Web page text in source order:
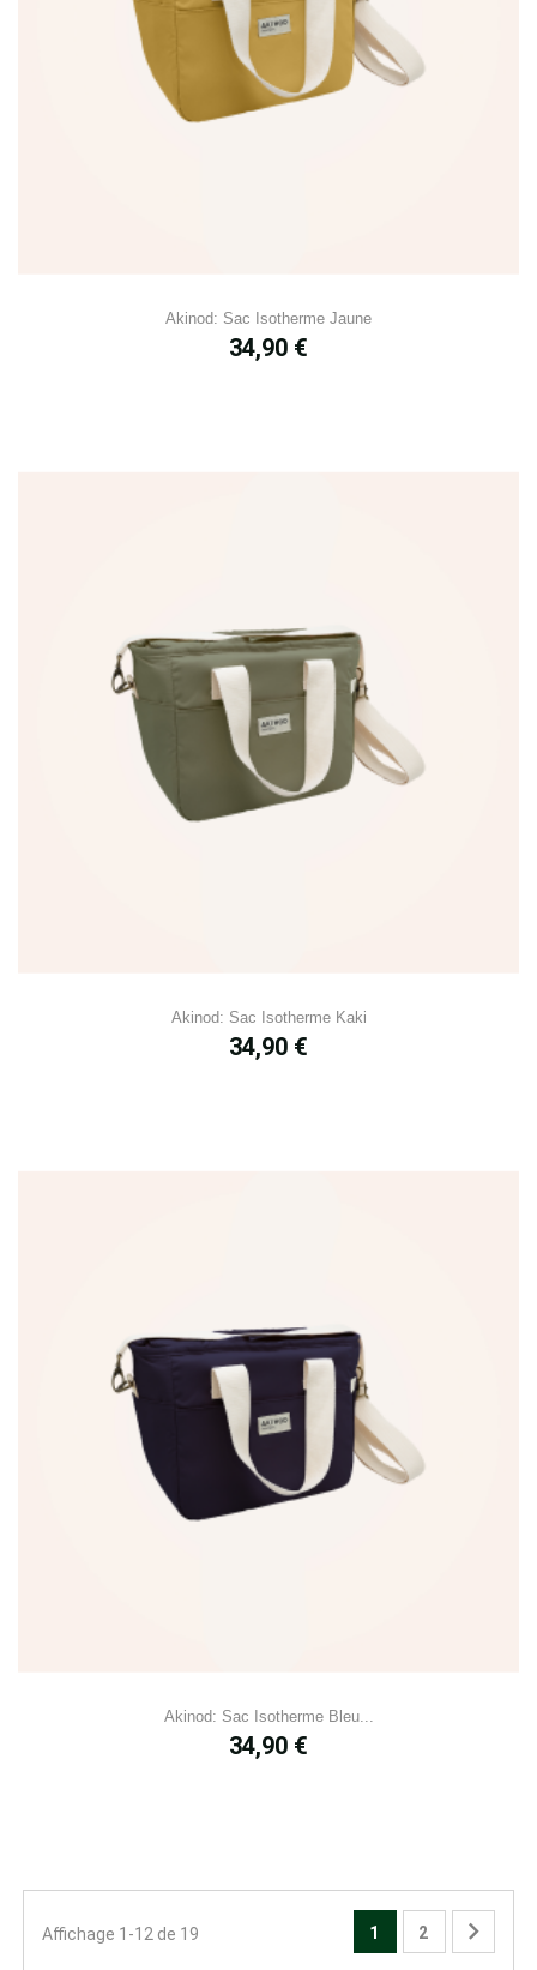
Akinod: Sac Isotherme Jaune
Prix
34,90 €
Akinod: Sac Isotherme Kaki
Prix
34,90 €
Akinod: Sac Isotherme Bleu...
Prix
34,90 €
Affichage 1-12 de 19 1 2 